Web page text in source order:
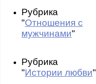
Рубрика
"Отношения с
мужчинами"
Рубрика
"Истории любви"